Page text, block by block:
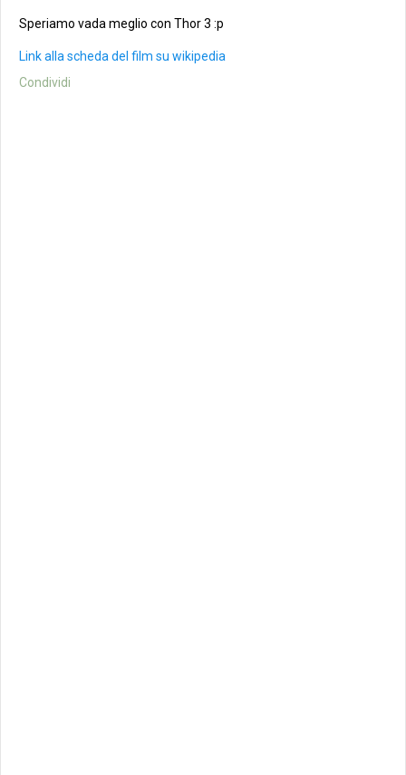
Speriamo vada meglio con Thor 3 :p
Link alla scheda del film su wikipedia
Condividi